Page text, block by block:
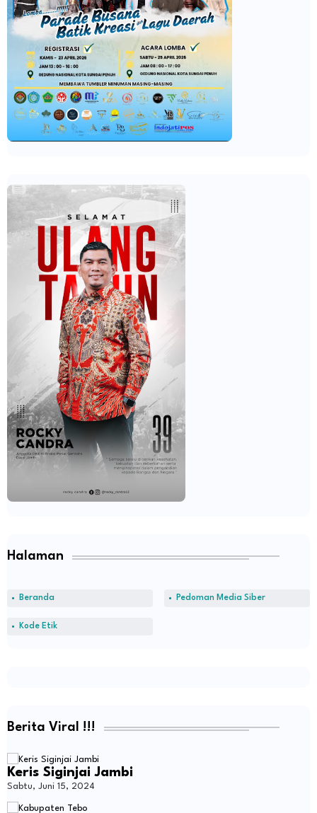
Halaman
Beranda Pedoman Media Siber
Kode Etik
Berita Viral !!!
Keris Siginjai Jambi
Sabtu, Juni 15, 2024